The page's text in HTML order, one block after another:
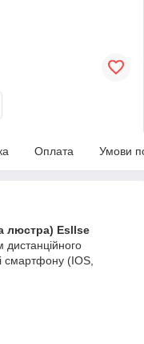
Оплата Умови
люстра) Esllse
дистанційного
смартфону (IOS,